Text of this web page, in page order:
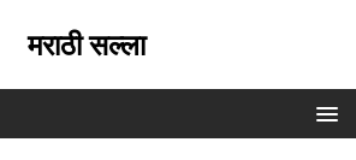
मराठी सल्ला